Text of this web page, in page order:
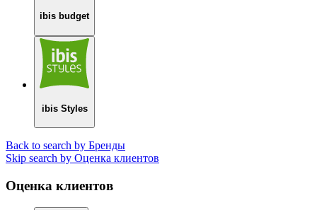
ibis budget
ibis Styles
Back to search by Бренды
Skip search by Оценка клиентов
Оценка клиентов